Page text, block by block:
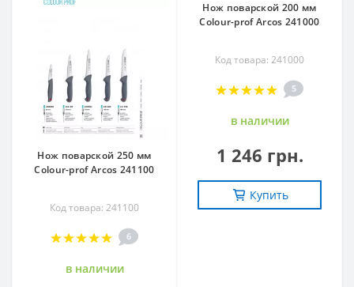
Нож поварской 250 мм
Сolour-prof Arcos 241100
Код товара: 241100
6
в наличии
Нож поварской 200 мм
Сolour-prof Arcos 241000
Код товара: 241000
5
в наличии
1 246 грн.
Купить